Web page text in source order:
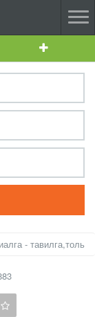
- тавилга,толь